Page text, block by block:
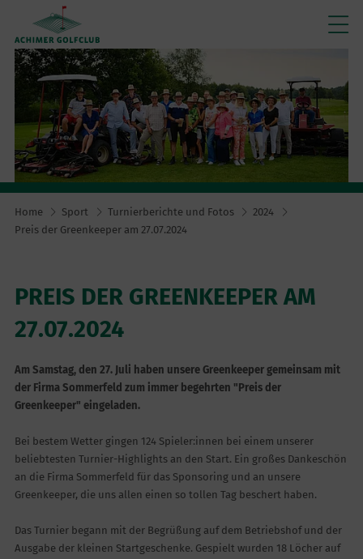
Home Sport Turnierberichte und Fotos
2024
Preis der Greenkeeper am 27.07.2024
PREIS DER GREENKEEPER AM
27.07.2024
Am Samstag, den 27. Juli haben unsere Greenkeeper gemeinsam mit
der Firma Sommerfeld zum immer begehrten "Preis der
Greenkeeper" eingeladen.
Bei bestem Wetter gingen 124 Spieler:innen bei einem unserer
beliebtesten Turnier-Highlights an den Start. Ein großes Dankeschön
an die Firma Sommerfeld für das Sponsoring und an unsere
Greenkeeper, die uns allen einen so tollen Tag beschert haben.
Das Turnier begann mit der Begrüßung auf dem Betriebshof und der
Ausgabe der kleinen Startgeschenke. Gespielt wurden 18 Löcher auf